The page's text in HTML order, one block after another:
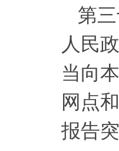
第
人民
当向
网点
报告